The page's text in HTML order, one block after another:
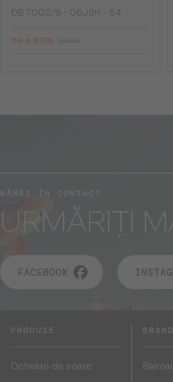
DB 7002/S - 06J9K - 54
564 RON
RĂMÂI ÎN CONTACT
URMĂRIȚI
FACEBOOK
PRODUSE
Ochelari de soare